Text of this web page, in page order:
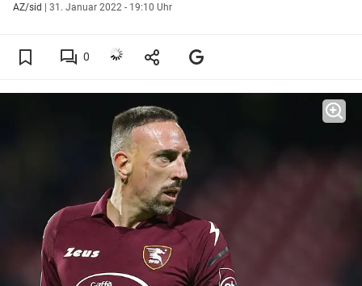
AZ/sid | 31. Januar 2022 - 19:10 Uhr
0